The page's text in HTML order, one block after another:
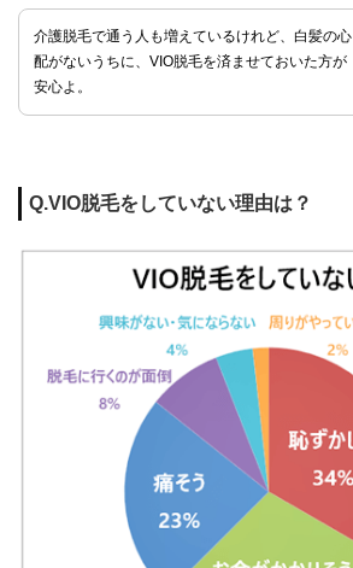
介護脱毛で通う人も増えているけれど、白髪の心
配がないうちに、VIO脱毛を済ませておいた方が
安心よ。
Q.VIO脱毛をしていない理由は？